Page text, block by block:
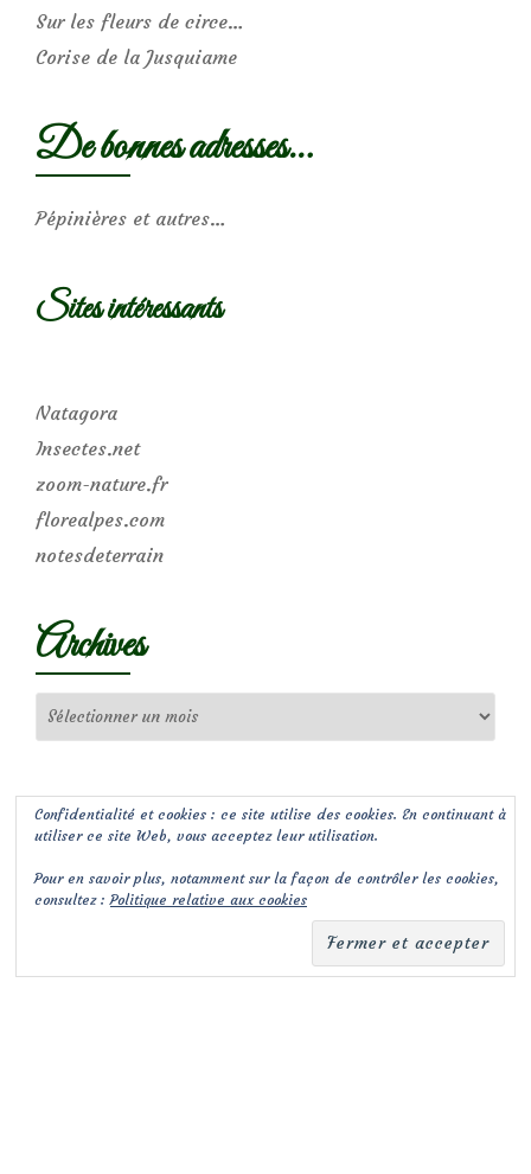
Sur les fleurs de circe…
Corise de la Jusquiame
De bonnes adresses…
Pépinières et autres…
Sites intéressants
Natagora
Insectes.net
zoom-nature.fr
florealpes.com
notesdeterrain
Archives
Confidentialité et cookies : ce site utilise des cookies. En continuant à
utiliser ce site Web, vous acceptez leur utilisation.
Pour en savoir plus, notamment sur la façon de contrôler les cookies,
consultez :Politique relative aux cookies